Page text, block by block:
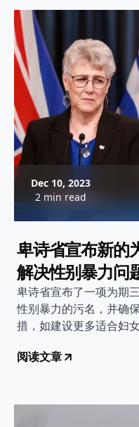
Dec 10, 2023
2 min read
卑诗省宣布新的
解决性别暴力问
卑诗省宣布了一项为期
性别暴力的污名，并确
措，如建设更多适合妇
个部门联手合作，力求
阅读文章